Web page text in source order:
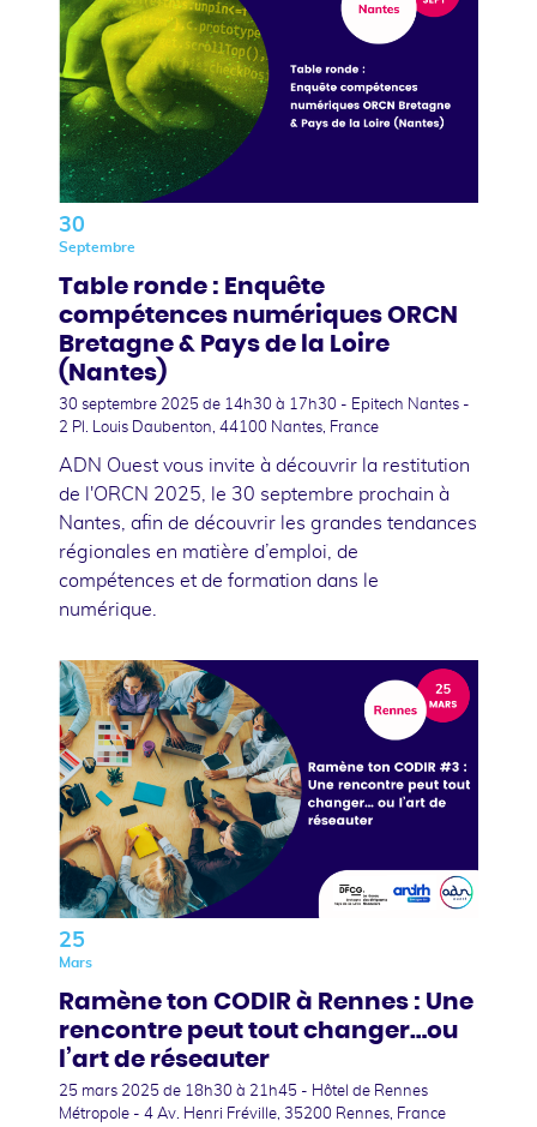
30
Septembre
Table ronde : Enquête
compétences numériques ORCN
Bretagne & Pays de la Loire
(Nantes)
30 septembre 2025 de 14h30 à 17h30 - Epitech Nantes -
2 Pl. Louis Daubenton, 44100 Nantes, France
ADN Ouest vous invite à découvrir la restitution
de l'ORCN 2025, le 30 septembre prochain à
Nantes, afin de découvrir les grandes tendances
régionales en matière d’emploi, de
compétences et de formation dans le
numérique.
25
Mars
Ramène ton CODIR à Rennes : Une
rencontre peut tout changer…ou
l’art de réseauter
25 mars 2025 de 18h30 à 21h45 - Hôtel de Rennes
Métropole - 4 Av. Henri Fréville, 35200 Rennes, France